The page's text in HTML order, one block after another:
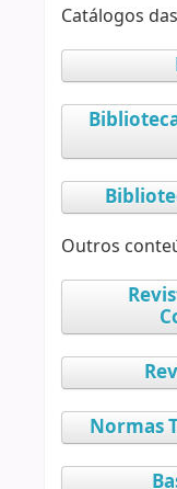
Catálogos
Outros
Normas